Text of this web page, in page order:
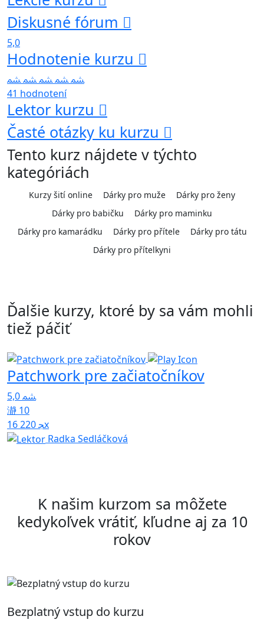
Diskusné fórum
5,0
Hodnotenie kurzu
41 hodnotení
Lektor kurzu
Časté otázky ku kurzu
Tento kurz nájdete v týchto
kategóriách
Kurzy šití online Dárky pro muže
Dárky pro ženy
Dárky pro babičku
Dárky pro maminku
Dárky pro kamarádku
Dárky pro přítele
Dárky pro tátu
Dárky pro přítelkyni
Ďalšie kurzy, ktoré by sa vám mohli
tiež páčiť
Patchwork pre začiatočníkov
5,0
10
16 220x
Radka Sedláčková
K našim kurzom sa môžete
kedykoľvek vrátiť, kľudne aj za 10
rokov
Bezplatný vstup do kurzu